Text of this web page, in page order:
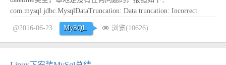
com.mysql.jdbc.MysqlDataTruncation: Data truncation: Incorrect
datetime value: '' for column 'last_login_date' at r...
@2016-06-23
MySQL 浏览(10626)